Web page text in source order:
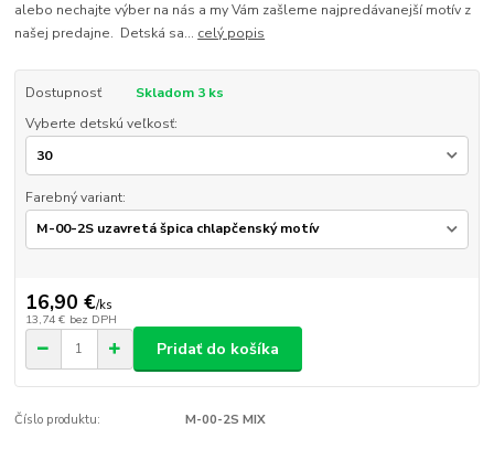
alebo nechajte výber na nás a my Vám zašleme najpredávanejší motív z
našej predajne. Detská sa... celý popis
Dostupnosť
Skladom 3 ks
Vyberte detskú veľkosť:
Farebný variant:
16,90 €/ks
13,74 € bez DPH
Pridať do košíka
Číslo produktu: M-00-2S MIX